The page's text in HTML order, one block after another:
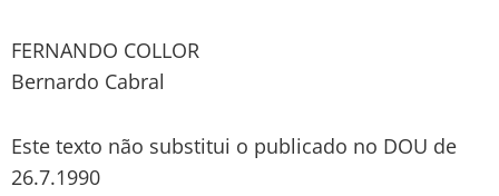
FERNANDO COLLOR
Bernardo Cabral
Este texto não substitui o publicado no DOU de
26.7.1990